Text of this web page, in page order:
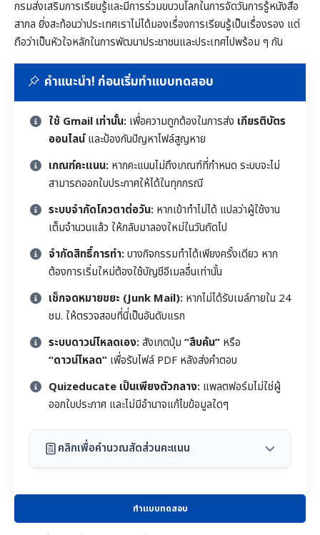
กรมส่งเสริมการเรียนรู้และมีการร่วมขบวนโลกในการจัดวันการรู้หนังสือ
สากล ยิ่งสะท้อนว่าประเทศเราไม่ได้มองเรื่องการเรียนรู้เป็นเรื่องรอง แต่
ถือว่าเป็นหัวใจหลักในการพัฒนาประชาชนและประเทศไปพร้อม ๆ กัน
คำแนะนำ! ก่อนเริ่มทำแบบทดสอบ
ใช้ Gmail เท่านั้น: เพื่อความถูกต้องในการส่ง เกียรติบัตร
ออนไลน์และป้องกันปัญหาไฟล์สูญหาย
เกณฑ์คะแนน: หากคะแนนไม่ถึงเกณฑ์ที่กำหนด ระบบจะไม่
สามารถออกใบประกาศให้ได้ในทุกกรณี
ระบบจำกัดโควตาต่อวัน: หากเข้าทำไม่ได้ แปลว่าผู้ใช้งาน
เต็มจำนวนแล้ว ให้กลับมาลองใหม่ในวันถัดไป
จำกัดสิทธิ์การทำ:บางกิจกรรมทำได้เพียงครั้งเดียว หาก
ต้องการเริ่มใหม่ต้องใช้บัญชีอีเมลอื่นเท่านั้น
เช็กจดหมายขยะ (Junk Mail): หากไม่ได้รับเมล์ภายใน 24
ชม. ให้ตรวจสอบที่นี่เป็นอันดับแรก
ระบบดาวน์โหลดเอง:สังเกตปุ่ม “สืบค้น” หรือ
“ดาวน์โหลด” เพื่อรับไฟล์ PDF หลังส่งคำตอบ
Quizeducate เป็นเพียงตัวกลาง: แพลตฟอร์มไม่ใช่ผู้
ออกใบประกาศ และไม่มีอำนาจแก้ไขข้อมูลใดๆ
คลิกเพื่อคำนวณสัดส่วนคะแนน
ทำแบบทดสอบ